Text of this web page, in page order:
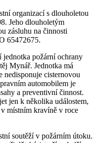
organizací s dlouholetou
Jeho dlouholetým
zásluhu na činnosti
65472675.
jednotka požární ochrany
Mynář. Jednotka má
nedisponuje cisternovou
automobilem je
a preventivní činnost.
jen k několika událostem,
místním kravíně v roce
soutěží v požárním útoku.